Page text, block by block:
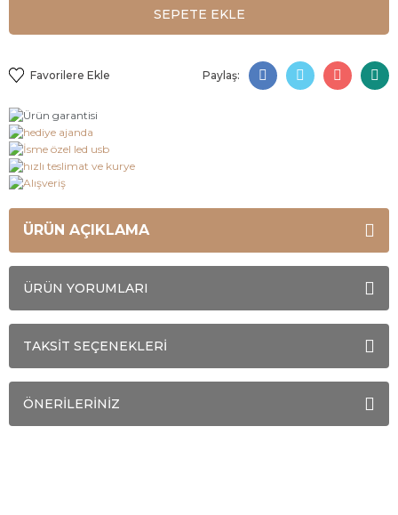
SEPETE EKLE
Paylaş:
ÜRÜN AÇIKLAMA
ÜRÜN YORUMLARI
TAKSİT SEÇENEKLERİ
ÖNERİLERİNİZ